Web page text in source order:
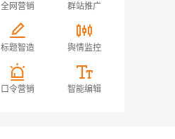
全网营销 群站推广
标题智造 舆情监控
口令营销 智能编辑